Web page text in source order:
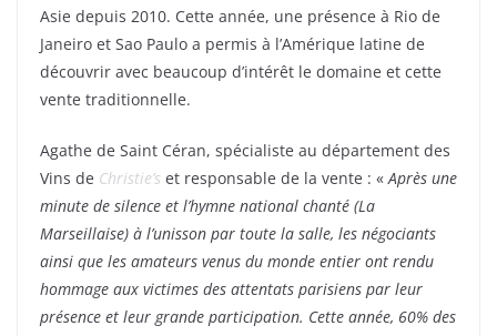
Asie depuis 2010. Cette année, une présence à Rio de
Janeiro et Sao Paulo a permis à l’Amérique latine de
découvrir avec beaucoup d’intérêt le domaine et cette
vente traditionnelle.
Agathe de Saint Céran, spécialiste au département des
Vins de Christie’s et responsable de la vente : « Après une
minute de silence et l’hymne national chanté (La
Marseillaise) à l’unisson par toute la salle, les négociants
ainsi que les amateurs venus du monde entier ont rendu
hommage aux victimes des attentats parisiens par leur
présence et leur grande participation. Cette année, 60% des